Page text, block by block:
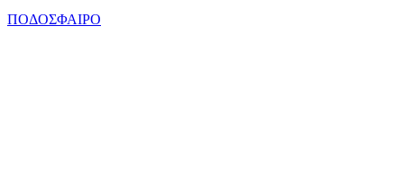
ΠΟΔΟΣΦΑΙΡΟ